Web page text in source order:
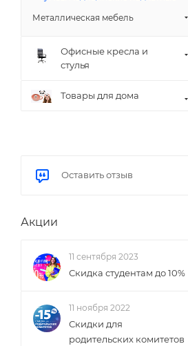
Металлическая мебель
Офисные кресла и
стулья
Товары для дома
Оставить отзыв
Акции
11 сентября 2023
Скидка студентам до 10%
11 ноября 2022
Скидки для
родительских комитетов